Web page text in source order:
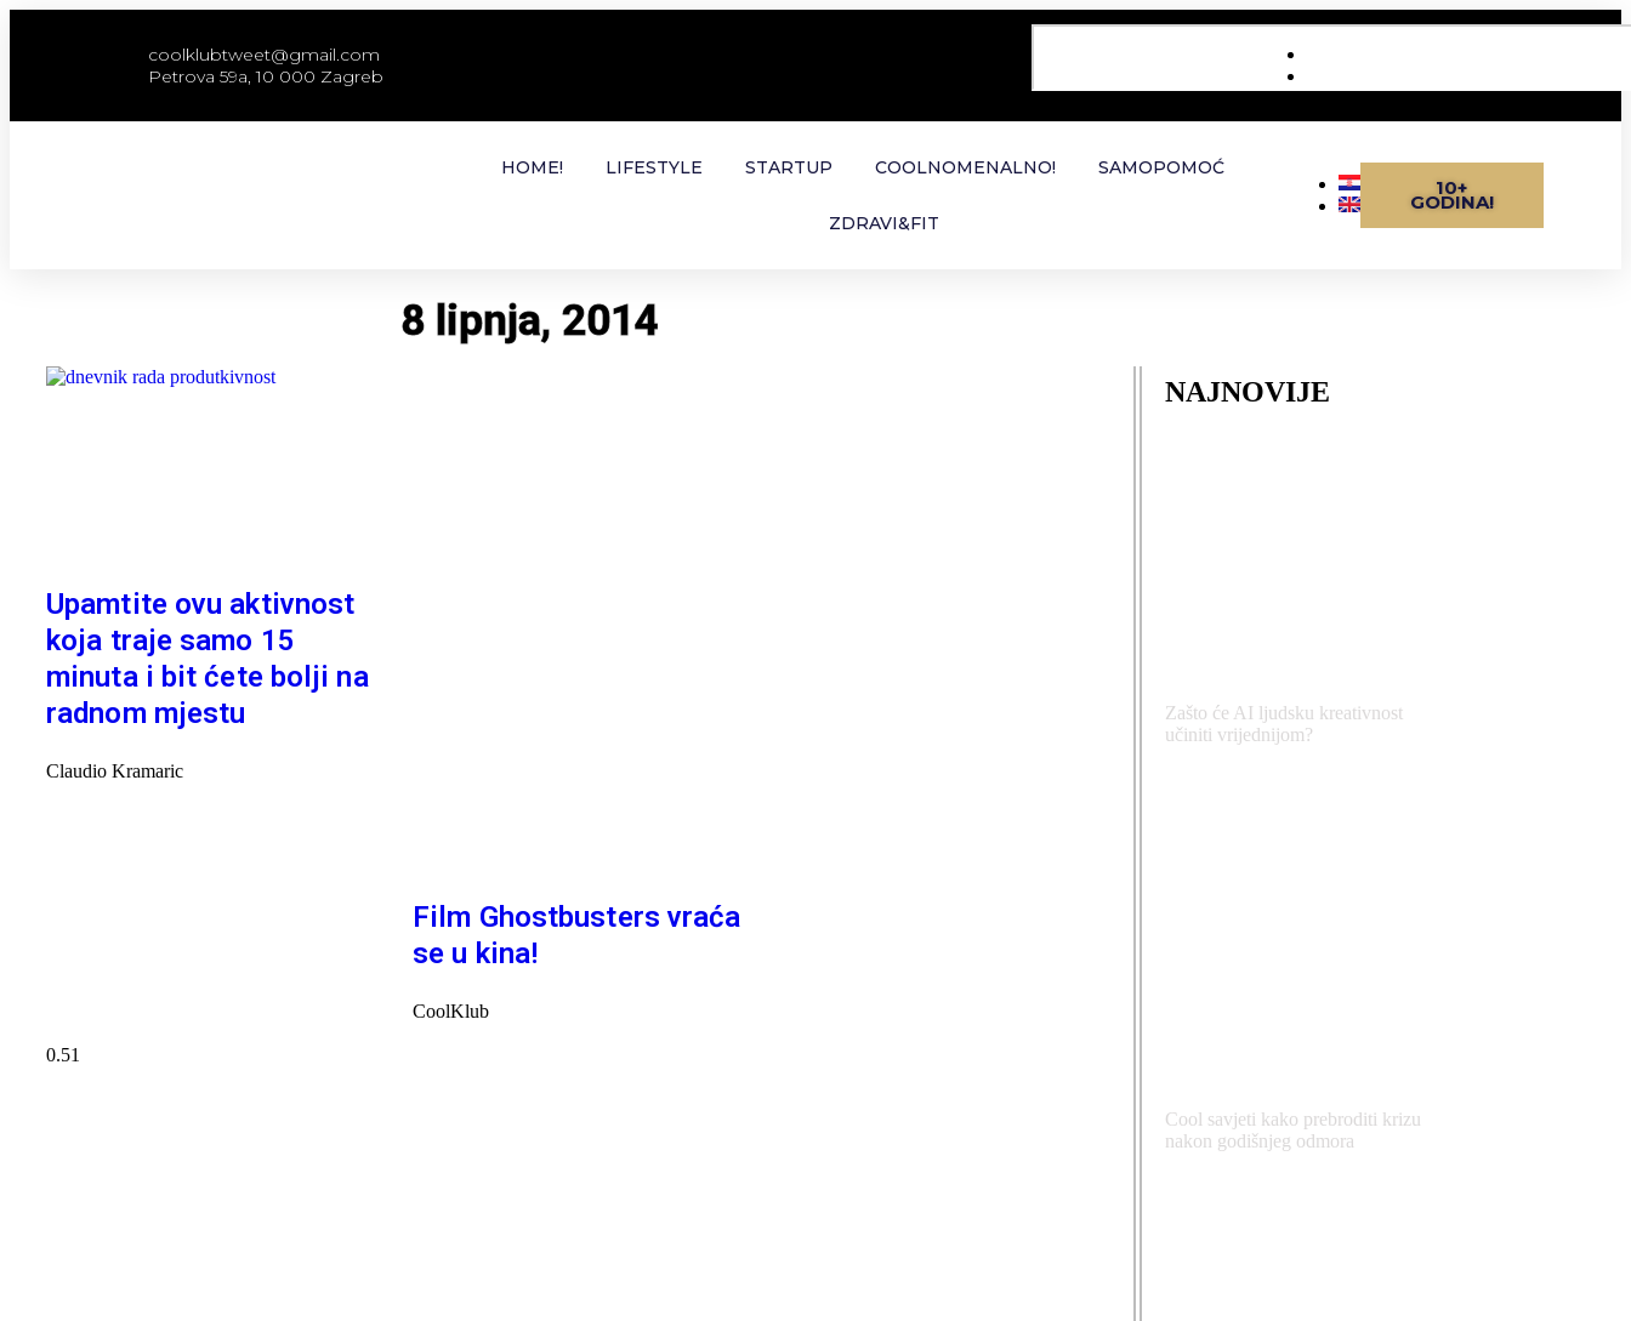
coolklubtweet@gmail.com
Petrova 59a, 10 000 Zagreb
HOME! LIFESTYLE STARTUP COOLNOMENALNO! SAMOPOMOĆ
ZDRAVI&FIT
10+
GODINA!
8 lipnja, 2014
Upamtite ovu aktivnost
koja traje samo 15
minuta i bit ćete bolji na
radnom mjestu
Claudio Kramaric
Film Ghostbusters vraća
se u kina!
CoolKlub
NAJNOVIJE
Zašto će AI ljudsku kreativnost
učiniti vrijednijom?
Cool savjeti kako prebroditi krizu
nakon godišnjeg odmora